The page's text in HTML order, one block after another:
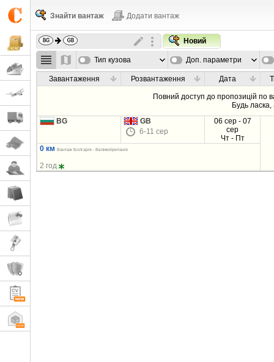
Знайти вантаж Додати вантаж
Новий
Тип кузова Доп. параметри
Завантаження Розвантаження Дата
Повний доступ до пропозицій по
Будь ласка,
BG
GB
6-11 сер
06 сер - 07
сер
Чт - Пт
0 км
Вантаж Болгарія - Великобританія
2 год